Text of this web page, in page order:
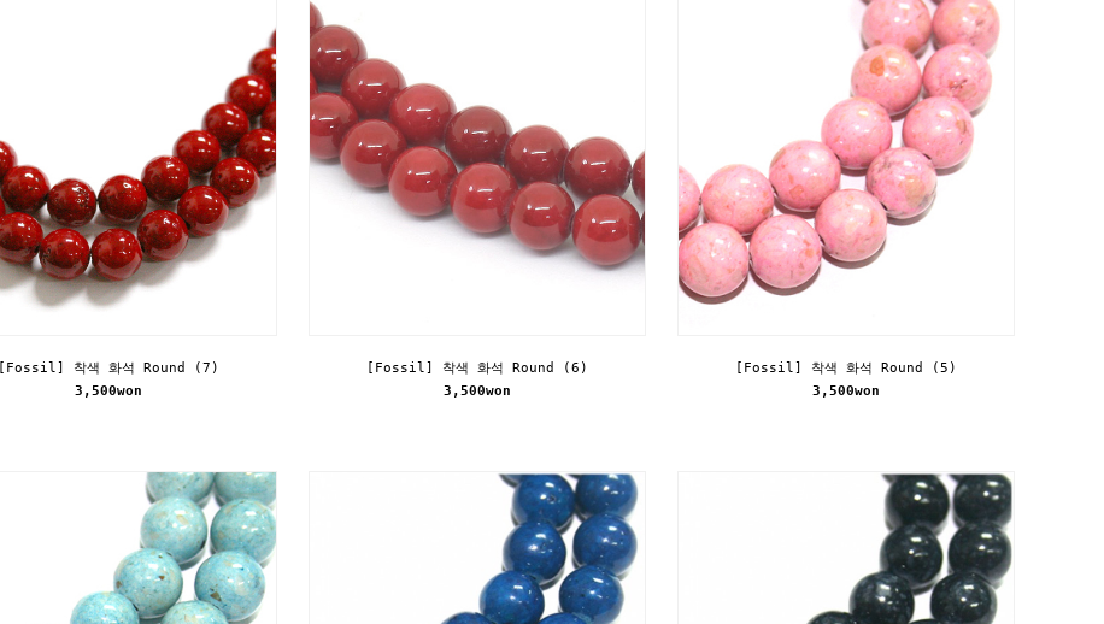
[Fossil] 착색 화석 Round (7)
3,500won
[Fossil] 착색 화석 Round (6)
3,500won
[Fossil] 착색 화석 Round (5)
3,500won